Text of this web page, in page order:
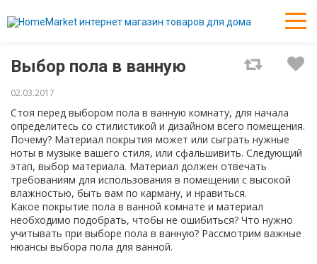
Выбор пола в ванную
02.03.2017
Стоя перед выбором пола в ванную комнату, для начала
определитесь со стилистикой и дизайном всего помещения.
Почему? Материал покрытия может или сыграть нужные
ноты в музыке вашего стиля, или сфальшивить. Следующий
этап, выбор материала. Материал должен отвечать
требованиям для использования в помещении с высокой
влажностью, быть вам по карману, и нравиться.
Какое покрытие пола в ванной комнате и материал
необходимо подобрать, чтобы не ошибиться? Что нужно
учитывать при выборе пола в ванную? Рассмотрим важные
нюансы выбора пола для ванной.